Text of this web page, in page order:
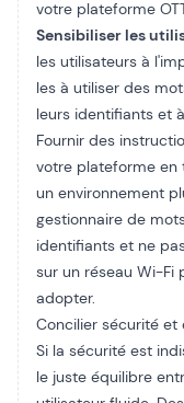
votre plateforme
Sensibiliser les
les utilisateurs à
les à utiliser des
leurs identifiants et
Fournir des
votre plateforme en
un environnement
gestionnaire de
identifiants et ne
sur un réseau Wi-Fi
adopter.
Concilier sécurité et
Si la sécurité est
le juste équilibre